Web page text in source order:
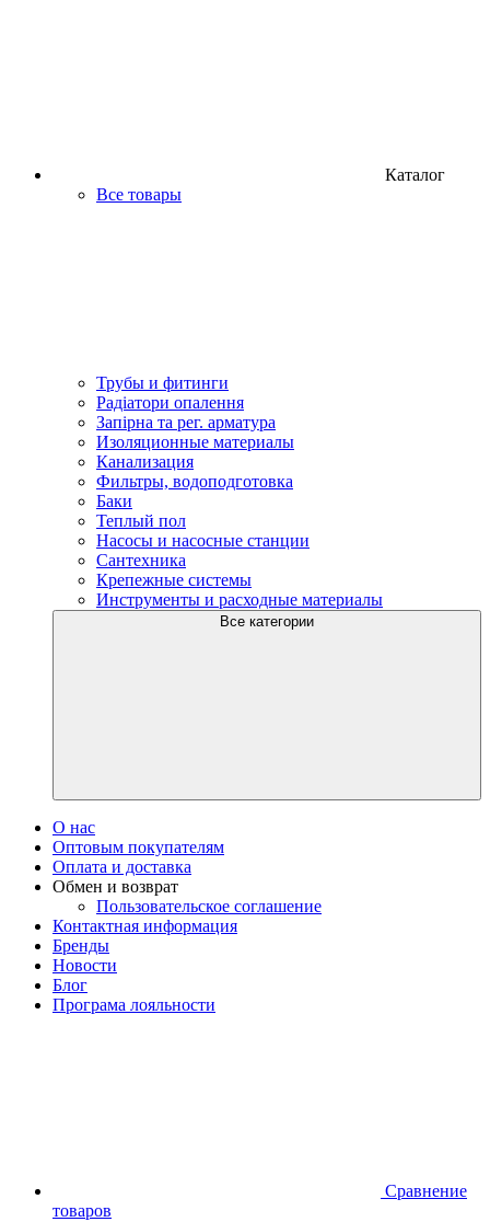
Каталог
Все товары
Трубы и фитинги
Радіатори опалення
Запірна та рег. арматура
Изоляционные материалы
Канализация
Фильтры, водоподготовка
Баки
Теплый пол
Насосы и насосные станции
Сантехника
Крепежные системы
Инструменты и расходные материалы
Все категории
О нас
Оптовым покупателям
Оплата и доставка
Обмен и возврат
Пользовательское соглашение
Контактная информация
Бренды
Новости
Блог
Програма лояльности
Сравнение
товаров